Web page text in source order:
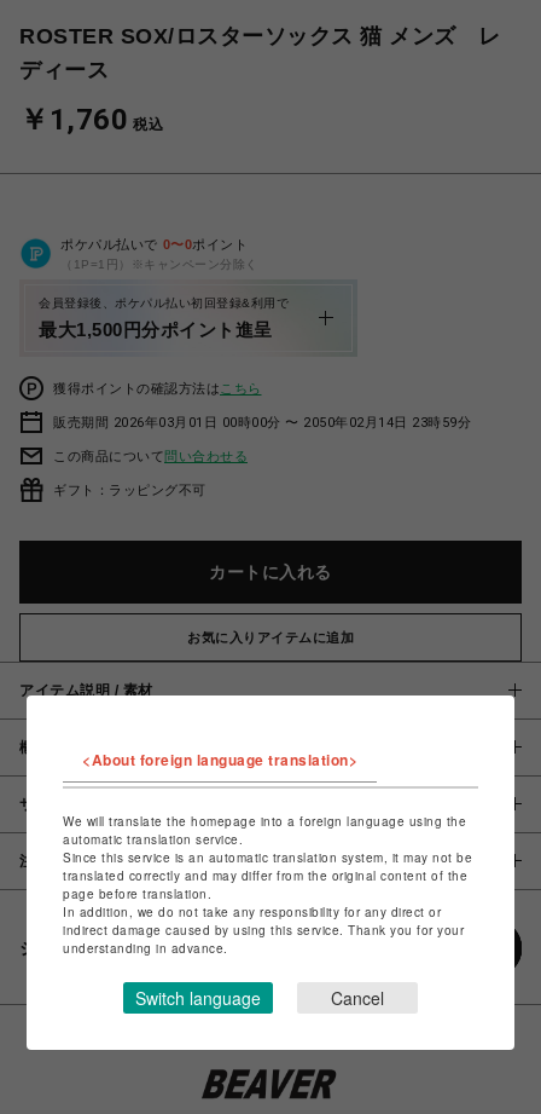
ROSTER SOX/ロスターソックス 猫 メンズ レ
ディース
￥1,760 税込
ポケパル払いで 0〜0ポイント
（1P=1円）※キャンペーン分除く
会員登録後、ポケパル払い初回登録&利用で
最大1,500円分ポイント進呈
獲得ポイントの確認方法は こちら
販売期間 2026年03月01日 00時00分 〜 2050年02月14日 23時59分
この商品について問い合わせる
ギフト：ラッピング不可
カートに入れる
お気に入りアイテムに追加
アイテム説明 / 素材
概要
サイズ
注意事項
シェアする
<About foreign language translation>
We will translate the homepage into a foreign language using the
automatic translation service.
Since this service is an automatic translation system, it may not be
translated correctly and may differ from the original content of the
page before translation.
In addition, we do not take any responsibility for any direct or
indirect damage caused by using this service. Thank you for your
understanding in advance.
Switch language Cancel